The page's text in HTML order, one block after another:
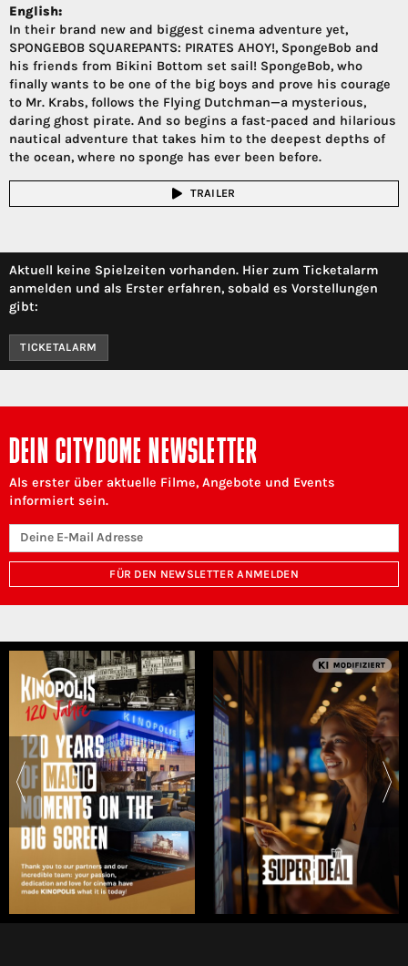
English:
In their brand new and biggest cinema adventure yet,
SPONGEBOB SQUAREPANTS: PIRATES AHOY!, SpongeBob and
his friends from Bikini Bottom set sail! SpongeBob, who
finally wants to be one of the big boys and prove his courage
to Mr. Krabs, follows the Flying Dutchman—a mysterious,
daring ghost pirate. And so begins a fast-paced and hilarious
nautical adventure that takes him to the deepest depths of
the ocean, where no sponge has ever been before.
TRAILER
Aktuell keine Spielzeiten vorhanden. Hier zum Ticketalarm
anmelden und als Erster erfahren, sobald es Vorstellungen
gibt:
TICKETALARM
DEIN CITYDOME NEWSLETTER
Als erster über aktuelle Filme, Angebote und Events
informiert sein.
FÜR DEN NEWSLETTER ANMELDEN